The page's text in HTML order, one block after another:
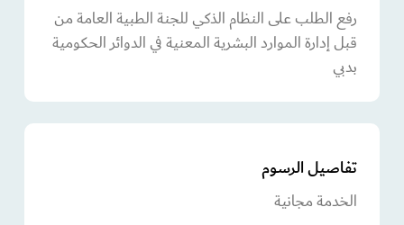
رفع الطلب على النظام الذكي للجنة الطبية العامة من
قبل إدارة الموارد البشرية المعنية في الدوائر الحكومية
بدبي
تفاصيل الرسوم
الخدمة مجانية